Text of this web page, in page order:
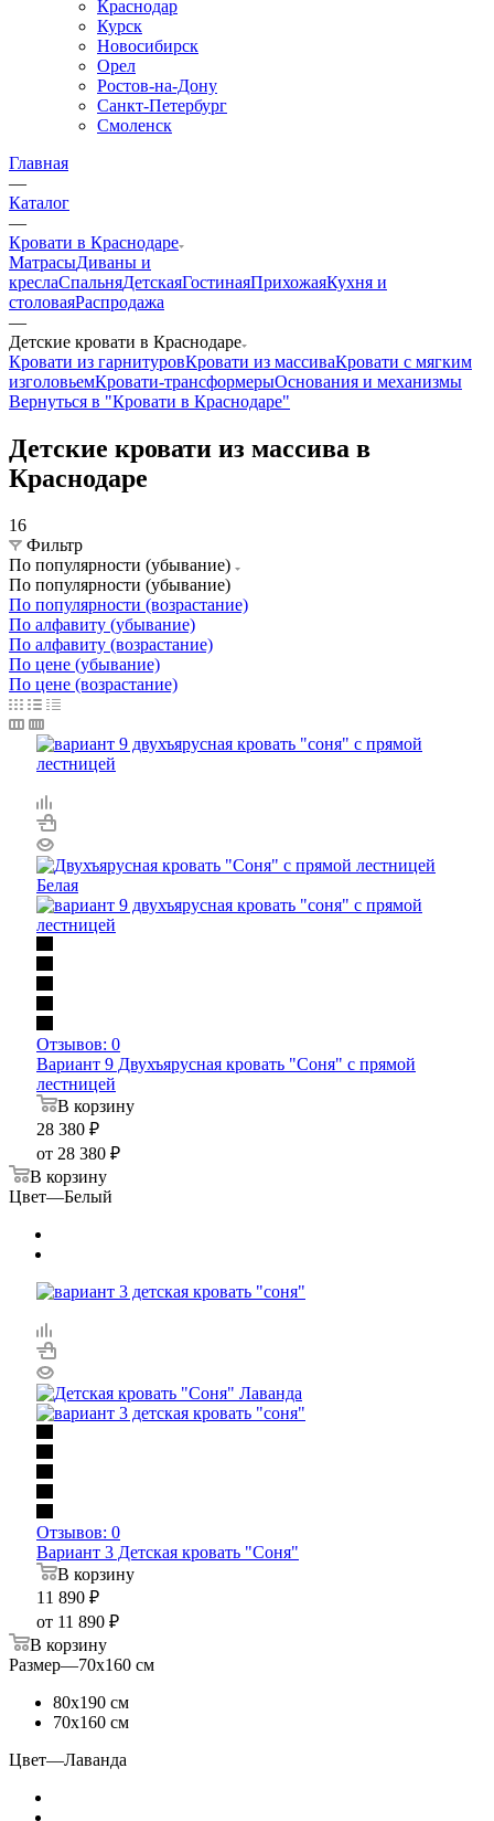
Краснодар
Курск
Новосибирск
Орел
Ростов-на-Дону
Санкт-Петербург
Смоленск
Главная
—
Каталог
—
Кровати в Краснодаре
МатрасыДиваны и
креслаСпальняДетскаяГостинаяПрихожаяКухня и
столоваяРаспродажа
—
Детские кровати в Краснодаре
Кровати из гарнитуровКровати из массиваКровати с мягким
изголовьемКровати-трансформерыОснования и механизмы
Вернуться в "Кровати в Краснодаре"
Детские кровати из массива в
Краснодаре
16
Фильтр
По популярности (убывание)
По популярности (убывание)
По популярности (возрастание)
По алфавиту (убывание)
По алфавиту (возрастание)
По цене (убывание)
По цене (возрастание)
Отзывов: 0
Вариант 9 Двухъярусная кровать "Соня" с прямой
лестницей
В корзину
28 380 ₽
от 28 380 ₽
В корзину
Цвет—Белый
Отзывов: 0
Вариант 3 Детская кровать "Соня"
В корзину
11 890 ₽
от 11 890 ₽
В корзину
Размер—70х160 см
80х190 см
70х160 см
Цвет—Лаванда